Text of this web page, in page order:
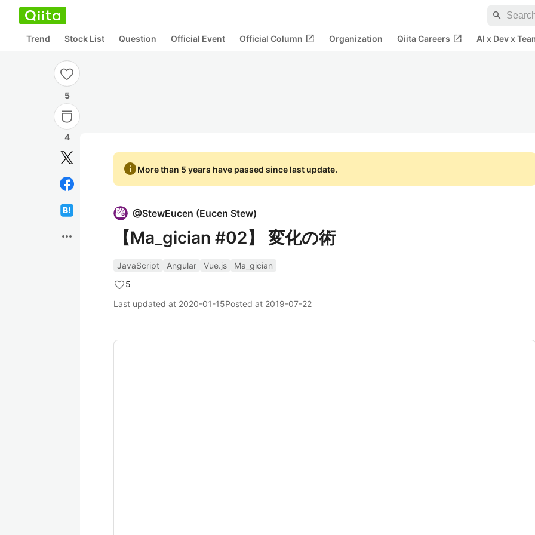
search
Trend Stock List Question Official Event Official Column open_in_new Organization Qiita Careers open_in_new AI x Dev x
5
4
more_horiz
infoMore than 5 years have passed since last update.
@StewEucen (Eucen Stew)
【Ma_gician #02】 変化の術
JavaScript Angular Vue.js
Ma_gician
5
Last updated at 2020-01-15Posted at 2019-07-22